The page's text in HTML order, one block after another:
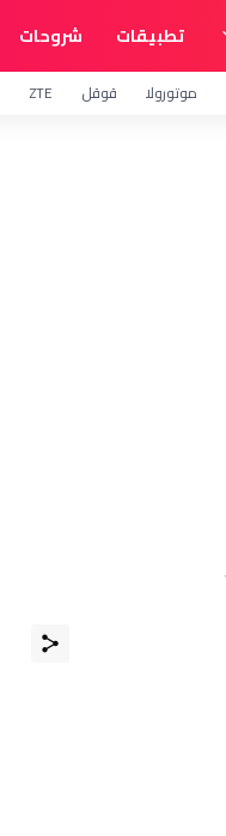
تطبيقات شروحات
موتورولا قوقل ZTE